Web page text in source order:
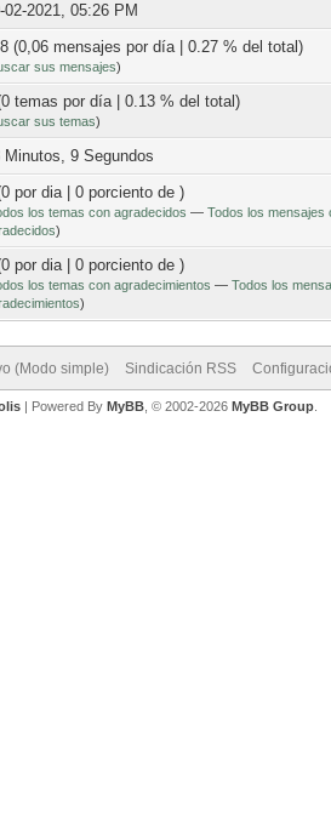
02-2021, 05:26 PM
(0,06 mensajes por día | 0.27 % del total)
sus mensajes)
temas por día | 0.13 % del total)
sus temas)
Minutos, 9 Segundos
por dia | 0 porciento de )
los temas con agradecidos — Todos los mensajes
)
por dia | 0 porciento de )
los temas con agradecimientos — Todos los
)
(Modo simple) Sindicación RSS
| Powered By MyBB , © 2002-2026 MyBB Group